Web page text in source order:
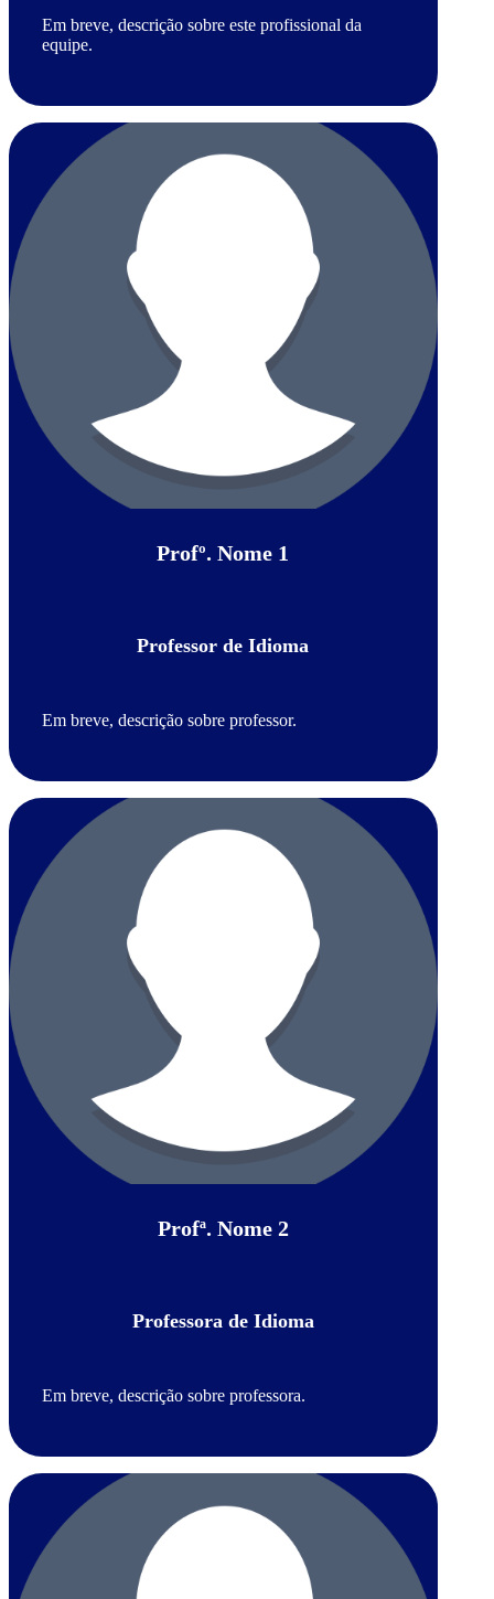
Em breve, descrição sobre este profissional da
equipe.
Profº. Nome 1
Professor de Idioma
Em breve, descrição sobre professor.
Profª. Nome 2
Professora de Idioma
Em breve, descrição sobre professora.